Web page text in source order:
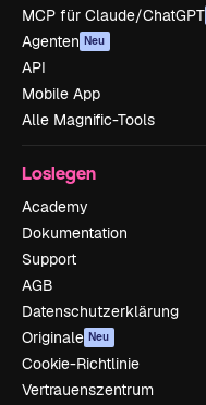
MCP für Claude/ChatGPT
Agenten Neu
API
Mobile App
Alle Magnific-Tools
Loslegen
Academy
Dokumentation
Support
AGB
Datenschutzerklärung
Originale Neu
Cookie-Richtlinie
Vertrauenszentrum